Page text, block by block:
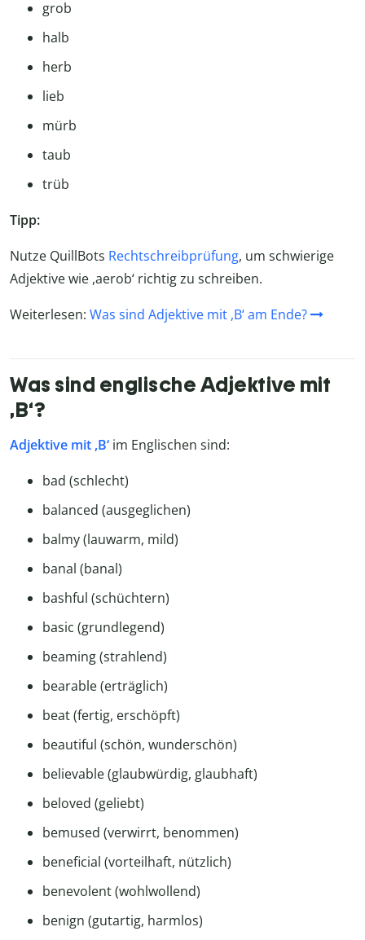
grob
halb
herb
lieb
mürb
taub
trüb
Tipp:
Nutze QuillBots Rechtschreibprüfung, um schwierige
Adjektive wie ,aerob‘ richtig zu schreiben.
Weiterlesen: Was sind Adjektive mit ,B‘ am Ende?
Was sind englische Adjektive mit
,B‘?
Adjektive mit ,B‘ im Englischen sind:
bad (schlecht)
balanced (ausgeglichen)
balmy (lauwarm, mild)
banal (banal)
bashful (schüchtern)
basic (grundlegend)
beaming (strahlend)
bearable (erträglich)
beat (fertig, erschöpft)
beautiful (schön, wunderschön)
believable (glaubwürdig, glaubhaft)
beloved (geliebt)
bemused (verwirrt, benommen)
beneficial (vorteilhaft, nützlich)
benevolent (wohlwollend)
benign (gutartig, harmlos)